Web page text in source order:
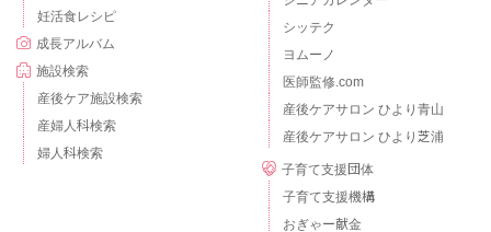
妊活食レシピ
成長アルバム
施設検索
産後ケア施設検索
産婦人科検索
婦人科検索
シッテク
ヨムーノ
医師監修.com
産後ケアサロン ひより青山
産後ケアサロン ひより芝浦
子育て支援団体
子育て支援機構
おぎゃー献金